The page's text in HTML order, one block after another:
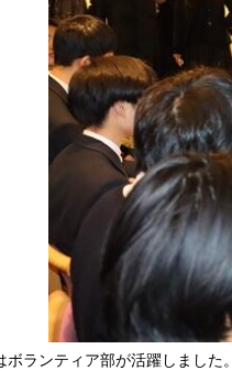
ボランティア部が活躍しました。